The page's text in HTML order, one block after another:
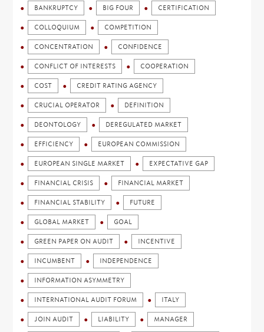
BANKRUPTCY BIG FOUR CERTIFICATION
COLLOQUIUM COMPETITION
CONCENTRATION CONFIDENCE
CONFLICT OF INTERESTS COOPERATION
COST CREDIT RATING AGENCY
CRUCIAL OPERATOR DEFINITION
DEONTOLOGY DEREGULATED MARKET
EFFICIENCY EUROPEAN COMMISSION
EUROPEAN SINGLE MARKET EXPECTATIVE GAP
FINANCIAL CRISIS FINANCIAL MARKET
FINANCIAL STABILITY FUTURE
GLOBAL MARKET GOAL
GREEN PAPER ON AUDIT INCENTIVE
INCUMBENT INDEPENDENCE
INFORMATION ASYMMETRY
INTERNATIONAL AUDIT FORUM ITALY
JOIN AUDIT LIABILITY MANAGER